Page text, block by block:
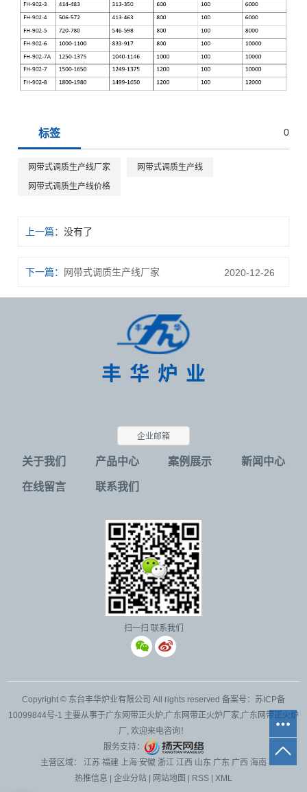
标签 0
网带式调质生产线厂家
网带式调质生产线
网带式调质生产线价格
上一篇：没有了
下一篇： 网带式调质生产线厂家 2020-12-26
企业邮箱
关于我们 产品中心 案例展示 新闻中心
在线留言 联系我们
扫一扫 联系我们
Copyright © 东台丰华炉业有限公司 All rights reserved 备案号： 苏ICP备
10099844号-1 主要从事于广东网带正火炉,广东网带正火炉厂家,广东网带正火炉
厂, 欢迎来电咨询！
服务支持：
主营区域： 江苏 福建 上海 安徽 浙江 江西 山东 广东 广西 海南
热推信息
企业分站 网站地图 RSS XML